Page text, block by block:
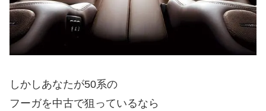
しかしあなたが50系の
フーガを中古で狙っているなら